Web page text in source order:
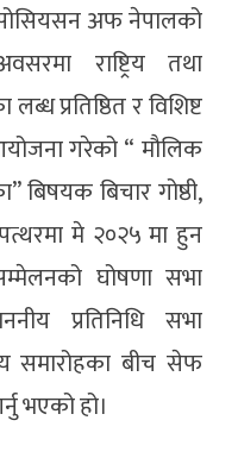
अफ नेपालको
राष्ट्रिय तथा
प्रतिष्ठित र विशिष्ट
गरेको “ मौलिक
बिषयक बिचार गोष्ठी,
मे २०२५ मा हुन
घोषणा सभा
प्रतिनिधि सभा
समारोहका बीच सेफ
भएको हो।